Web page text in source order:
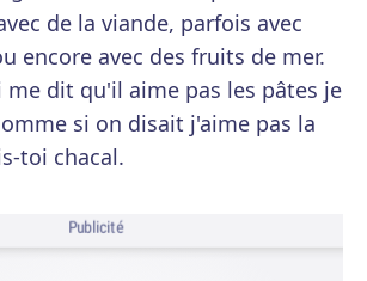
de la viande, parfois avec
encore avec des fruits de mer.
me dit qu'il aime pas les pâtes je
si on disait j'aime pas la
toi chacal.
Publicité